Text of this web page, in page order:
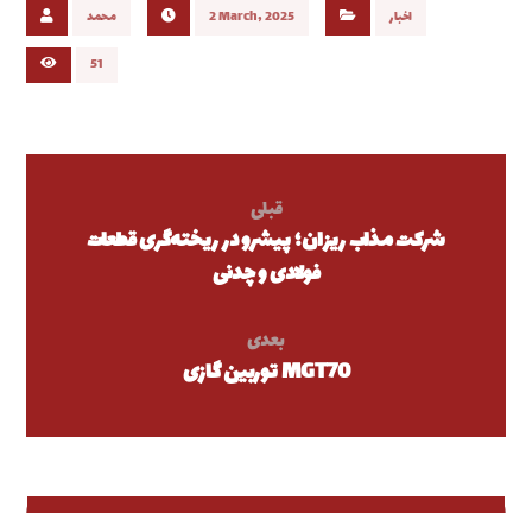
محمد 2 March, 2025 اخبار
51
قبلی
شرکت مذاب ریزان؛ پیشرو در ریخته‌گری قطعات
فولادی و چدنی
بعدی
توربین گازی MGT70